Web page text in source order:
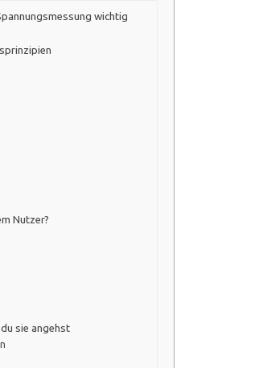
wichtig
Nutzer?
sie angehst